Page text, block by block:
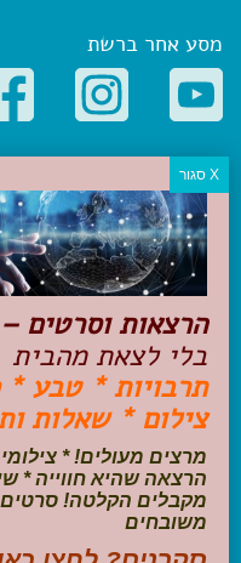
מסע אחר ברשת
קטגוריות פופולריות
יעדים
טיולים בישראל
מלונות בוטיק בישראל
טיפים והמלצות
הכנות לנסיעה
טיולי ג'יפים
טיולים עם ילדים
שייט, הפלגות, קרוזים
עקבו אחרינו בפייסבוק
הרצאות וסרטים –
בלי לצאת מהבית
תרבויות * טבע *
צילום * שאלות
מרצים מעולים! *
הרצאה שהיא חווייה *
מקבלים הקלטה! סרטים
משובחים